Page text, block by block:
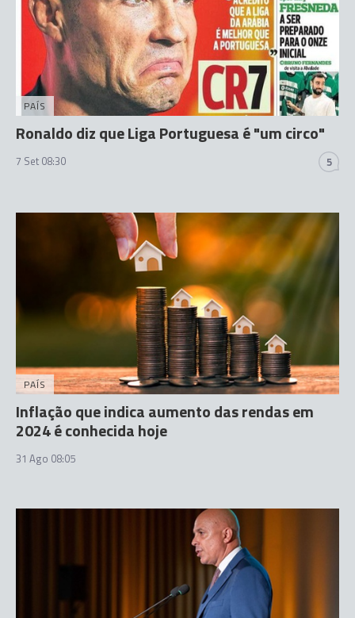
PAÍS
Ronaldo diz que Liga Portuguesa é "um circo"
7 Set 08:30 5
PAÍS
Inflação que indica aumento das rendas em
2024 é conhecida hoje
31 Ago 08:05